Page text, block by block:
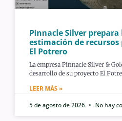
Pinnacle Silver
estimación de
El Potrero
La empresa Pinnacle Silver &
desarrollo de su proyecto El
LEER MÁS »
5 de agosto de 2026
No hay